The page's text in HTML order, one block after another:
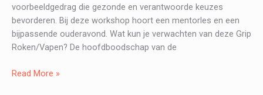
voorbeeldgedrag die gezonde en verantwoorde keuzes
bevorderen. Bij deze workshop hoort een mentorles en een
bijpassende ouderavond. Wat kun je verwachten van deze Grip
Roken/Vapen? De hoofdboodschap van de
Workshop
Read More »